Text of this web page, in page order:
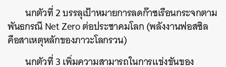
นกตัวที่ 2 บรรลุเป้าหมายการลดก๊าซเรือนกระจกตาม
พันธกรณี Net Zero ต่อประชาคมโลก (พลังงานฟอสซิล
คือสาเหตุหลักของภาวะโลกรวน)
นกตัวที่ 3 เพิ่มความสามารถในการแข่งขันของ